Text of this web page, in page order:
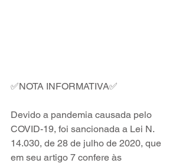
✅NOTA INFORMATIVA✅
Devido a pandemia causada pelo
COVID-19, foi sancionada a Lei N.
14.030, de 28 de julho de 2020, que
em seu artigo 7 confere às